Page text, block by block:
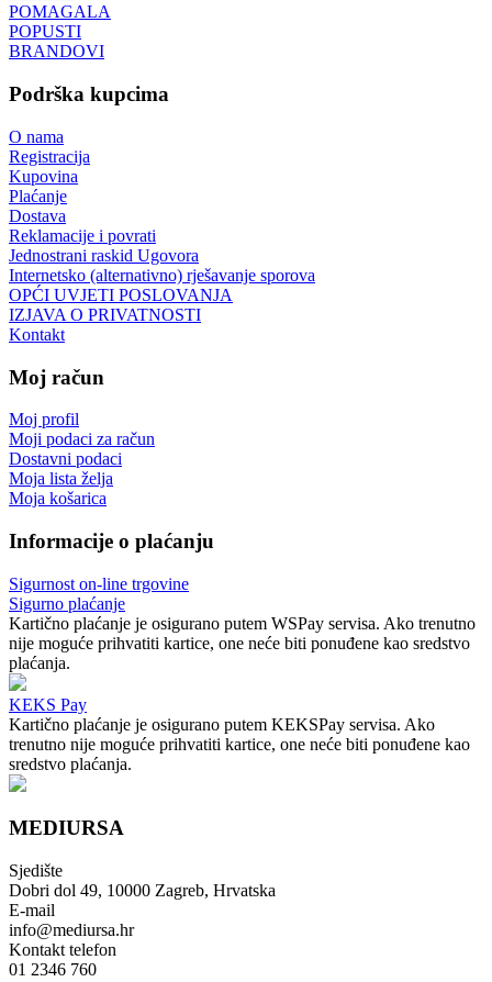
POMAGALA
POPUSTI
BRANDOVI
Podrška kupcima
O nama
Registracija
Kupovina
Plaćanje
Dostava
Reklamacije i povrati
Jednostrani raskid Ugovora
Internetsko (alternativno) rješavanje sporova
OPĆI UVJETI POSLOVANJA
IZJAVA O PRIVATNOSTI
Kontakt
Moj račun
Moj profil
Moji podaci za račun
Dostavni podaci
Moja lista želja
Moja košarica
Informacije o plaćanju
Sigurnost on-line trgovine
Sigurno plaćanje
Kartično plaćanje je osigurano putem WSPay servisa. Ako trenutno
nije moguće prihvatiti kartice, one neće biti ponuđene kao sredstvo
plaćanja.
KEKS Pay
Kartično plaćanje je osigurano putem KEKSPay servisa. Ako
trenutno nije moguće prihvatiti kartice, one neće biti ponuđene kao
sredstvo plaćanja.
MEDIURSA
Sjedište
Dobri dol 49, 10000 Zagreb, Hrvatska
E-mail
info@mediursa.hr
Kontakt telefon
01 2346 760